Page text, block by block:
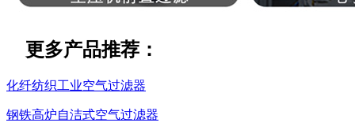
更多产品推荐：
化纤纺织工业空气过滤器
钢铁高炉自洁式空气过滤器